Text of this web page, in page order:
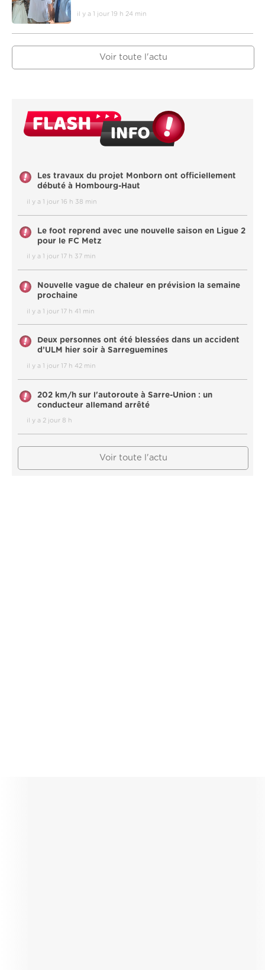
il y a 1 jour 19 h 24 min
Voir toute l'actu
Les travaux du projet Monborn ont officiellement
débuté à Hombourg-Haut
il y a 1 jour 16 h 38 min
Le foot reprend avec une nouvelle saison en Ligue 2
pour le FC Metz
il y a 1 jour 17 h 37 min
Nouvelle vague de chaleur en prévision la semaine
prochaine
il y a 1 jour 17 h 41 min
Deux personnes ont été blessées dans un accident
d’ULM hier soir à Sarreguemines
il y a 1 jour 17 h 42 min
202 km/h sur l'autoroute à Sarre-Union : un
conducteur allemand arrêté
il y a 2 jour 8 h
Voir toute l'actu